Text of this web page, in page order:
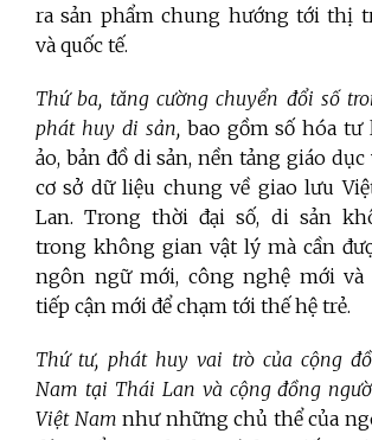
ra sản phẩm chung hướng tới thị
và quốc tế.
Thứ ba, tăng cường chuyển đổi số
phát huy di sản,bao gồm số hóa tư
ảo, bản đồ di sản, nền tảng giáo dục
cơ sở dữ liệu chung về giao lưu
Lan. Trong thời đại số, di sản
trong không gian vật lý mà cần
ngôn ngữ mới, công nghệ mới và
tiếp cận mới để chạm tới thế hệ trẻ.
Thứ tư, phát huy vai trò của cộng
Nam tại Thái Lan và cộng đồng
Việt Nam như những chủ thể của